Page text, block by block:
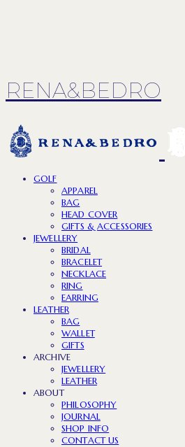
RENA&BEDRO
GOLF
APPAREL
BAG
HEAD COVER
GIFTS & ACCESSORIES
JEWELLERY
BRIDAL
BRACELET
NECKLACE
RING
EARRING
LEATHER
BAG
WALLET
GIFTS
ARCHIVE
JEWELLERY
LEATHER
ABOUT
PHILOSOPHY
JOURNAL
SHOP INFO
CONTACT US